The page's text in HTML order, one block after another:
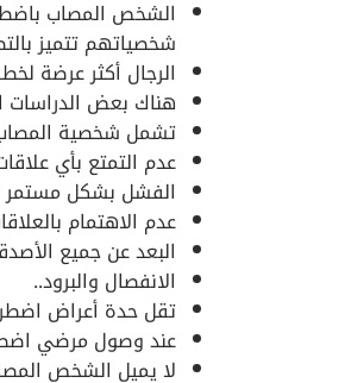
الشخص المصاب
شخصياتهم تتميز
الرجال أكثر عرضة
هناك بعض الدراسات التي تقول أن
تشمل شخصية المصاب
عدم التمتع بأي
الفشل بشكل
عدم الاهتمام
البعد عن جميع
الانفصال والبرود..
تقل حدة أعراض
عند وصول مرضي
لا يميل الشخص